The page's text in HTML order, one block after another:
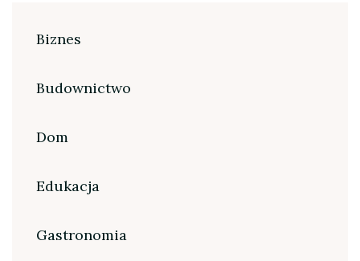
Biznes
Budownictwo
Dom
Edukacja
Gastronomia